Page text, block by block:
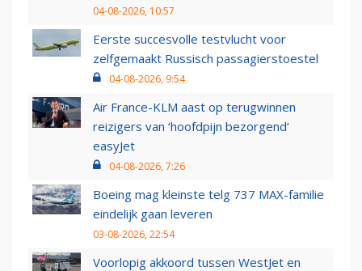
04-08-2026, 10:57
Eerste succesvolle testvlucht voor
zelfgemaakt Russisch passagierstoestel
04-08-2026, 9:54
Air France-KLM aast op terugwinnen
reizigers van ‘hoofdpijn bezorgend’
easyJet
04-08-2026, 7:26
Boeing mag kleinste telg 737 MAX-familie
eindelijk gaan leveren
03-08-2026, 22:54
Voorlopig akkoord tussen WestJet en